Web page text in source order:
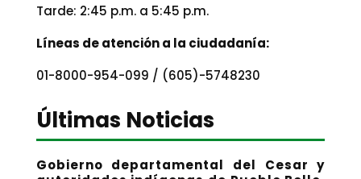
Tarde: 2:45 p.m. a 5:45 p.m.
Líneas de atención a la ciudadanía:
01-8000-954-099 / (605)-5748230
Últimas Noticias
Gobierno departamental del Cesar y